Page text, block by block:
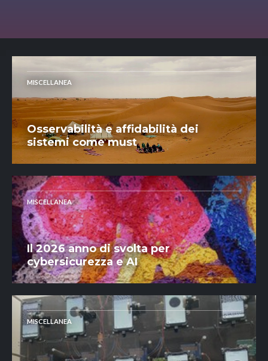
MISCELLANEA
Osservabilità e affidabilità dei
sistemi come must
MISCELLANEA
Il 2026 anno di svolta per
cybersicurezza e AI
MISCELLANEA